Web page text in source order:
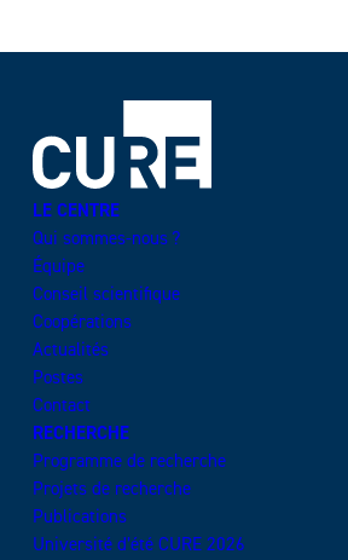
LE CENTRE
Qui sommes-nous ?
Équipe
Conseil scientifique
Coopérations
Actualités
Postes
Contact
RECHERCHE
Programme de recherche
Projets de recherche
Publications
Université d’été CURE 2026